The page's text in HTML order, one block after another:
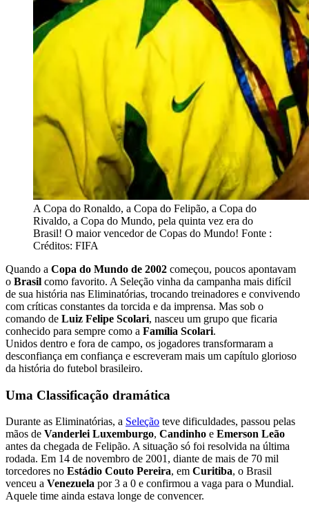
A Copa do Ronaldo, a Copa do Felipão, a Copa do
Rivaldo, a Copa do Mundo, pela quinta vez era do
Brasil! O maior vencedor de Copas do Mundo! Fonte :
Créditos: FIFA
Quando a Copa do Mundo de 2002 começou, poucos apontavam
o Brasil como favorito. A Seleção vinha da campanha mais difícil
de sua história nas Eliminatórias, trocando treinadores e convivendo
com críticas constantes da torcida e da imprensa. Mas sob o
comando de Luiz Felipe Scolari, nasceu um grupo que ficaria
conhecido para sempre como a Família Scolari.
Unidos dentro e fora de campo, os jogadores transformaram a
desconfiança em confiança e escreveram mais um capítulo glorioso
da história do futebol brasileiro.
Uma Classificação dramática
Durante as Eliminatórias, a Seleção teve dificuldades, passou pelas
mãos de Vanderlei Luxemburgo, Candinho e Emerson Leão
antes da chegada de Felipão. A situação só foi resolvida na última
rodada. Em 14 de novembro de 2001, diante de mais de 70 mil
torcedores no Estádio Couto Pereira, em Curitiba, o Brasil
venceu a Venezuela por 3 a 0 e confirmou a vaga para o Mundial.
Aquele time ainda estava longe de convencer.